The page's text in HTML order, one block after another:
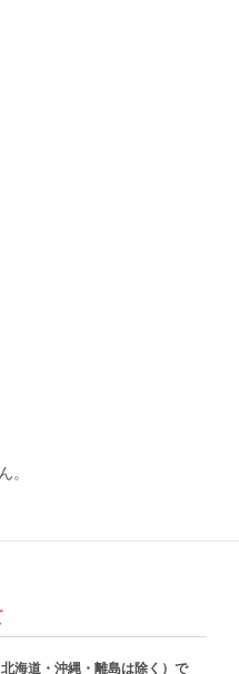
。
海道・沖縄・離島は除く）で